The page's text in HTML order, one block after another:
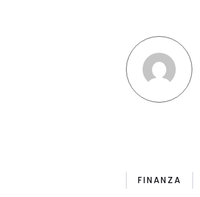
FINANZA